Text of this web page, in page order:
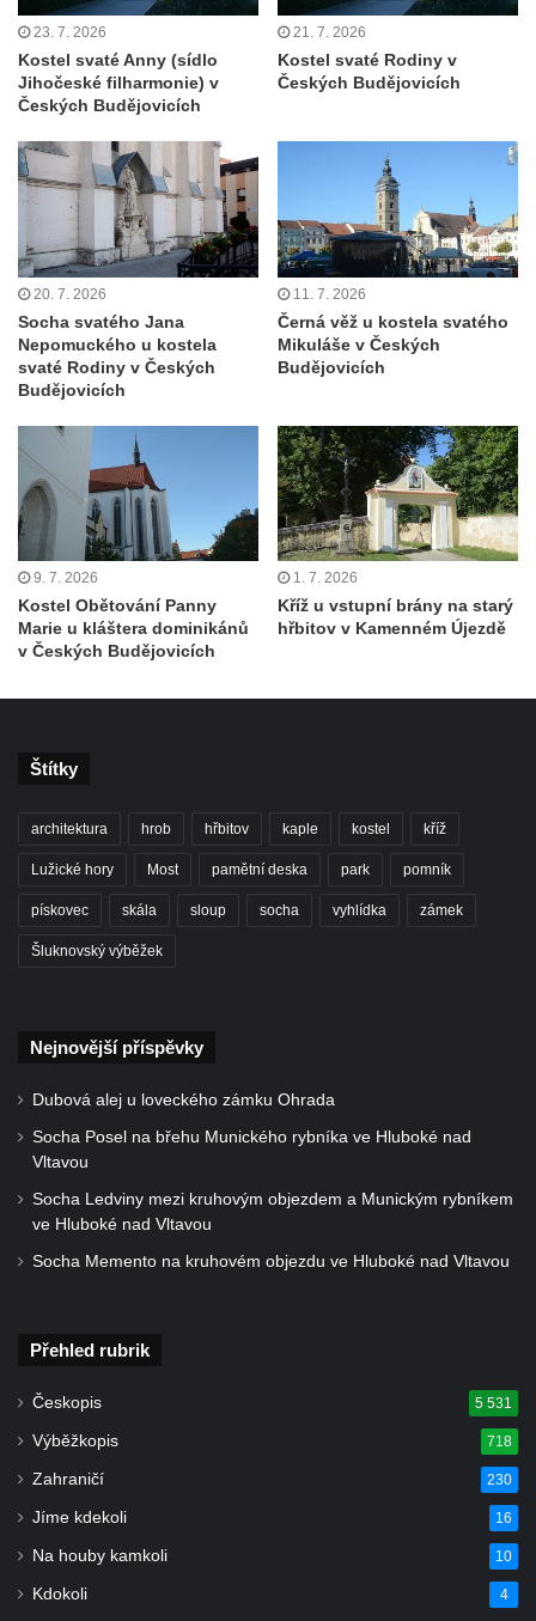
Tanvaldu
Kostel svatého Františka z Assisi v Tanvaldu
Riedlova hrobka v Desné
Křečanech
Márnice nového hřbitova ve Starých
Křečanech
Bývalá márnice u hřbitova v Dubé
Kostel Nalezení svatého Kříže v Dubé
Kostel Nanebevzetí Panny Marie v
Úněticích
Kostel Wang (Karpacz – Bierutowice,
Polsko)
Skalní kaple Nejsvětější Trojice u Česká
Kamenice
Kostel svatého Vendelína v Perštejně
Kostel Nejsvětější Trojice v Klášterci nad
Ohří
Kostel svatého Jakuba Většího v Cítolibech
Márnice na hřbitově v Chlumčanech
Kostel svatého Klementa ve Chlumčanech
Kaple svatého Václava ve Vlčí
Černčic
Kostel svatého Jakuba ve Hřivicích
Kaple svatého Vavřince na návsi v
Touchovicích
Jimlíně
Kaple v zahradě domu čp. 55 v Jimlíně
Kaple svatého Josefa v Jimlíně
23. 7. 2026
Kostel svaté Anny (sídlo
Jihočeské filharmonie) v
Českých Budějovicích
21. 7. 2026
Kostel svaté Rodiny v
Českých Budějovicích
20. 7. 2026
Socha svatého Jana
Nepomuckého u kostela
svaté Rodiny v Českých
Budějovicích
11. 7. 2026
Černá věž u kostela svatého
Mikuláše v Českých
Budějovicích
9. 7. 2026
Kostel Obětování Panny
Marie u kláštera dominikánů
v Českých Budějovicích
1. 7. 2026
Kříž u vstupní brány na starý
hřbitov v Kamenném Újezdě
Štítky
architektura hrob hřbitov kaple kostel kříž
Lužické hory Most pamětní deska park pomník
pískovec skála sloup socha vyhlídka zámek
Šluknovský výběžek
Nejnovější příspěvky
Dubová alej u loveckého zámku Ohrada
Socha Posel na břehu Munického rybníka ve Hluboké nad
Vltavou
Socha Ledviny mezi kruhovým objezdem a Munickým rybníkem
ve Hluboké nad Vltavou
Socha Memento na kruhovém objezdu ve Hluboké nad Vltavou
Přehled rubrik
Českopis 5 531
Výběžkopis 718
Zahraničí 230
Jíme kdekoli 16
Na houby kamkoli 10
Kdokoli 4